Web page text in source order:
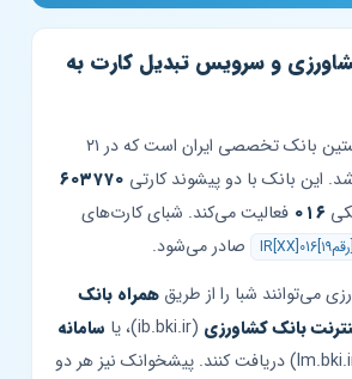
و سرویس تبدیل کارت به
نخستین بانک تخصصی ایران است که در ۲۱
۶۰۳۷۷۰
فعالیت می‌کند. شبای کارت‌های
صادر می‌شود.
شبا را از طریقهمراه بانک
بانک کشاورزی(ib.bki.ir)، یا
سامانه
(lm.bki.ir) دریافت کنند. پیشخوانک نیز هر دو